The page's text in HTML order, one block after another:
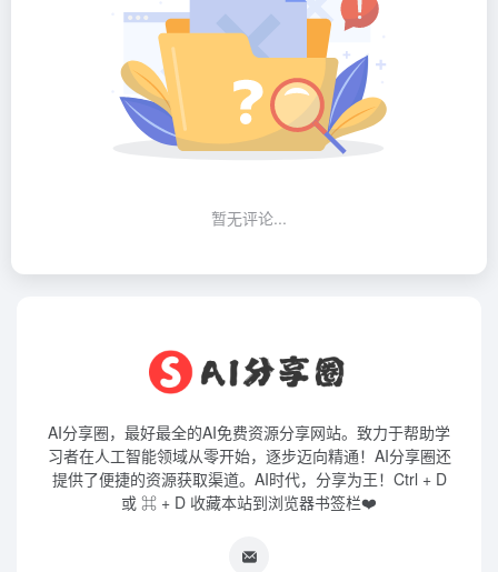
暂无评论...
AI分享圈，最好最全的AI免费资源分享网站。致力于帮助学
习者在人工智能领域从零开始，逐步迈向精通！AI分享圈还
提供了便捷的资源获取渠道。AI时代，分享为王！Ctrl + D
或 ⌘ + D 收藏本站到浏览器书签栏❤️